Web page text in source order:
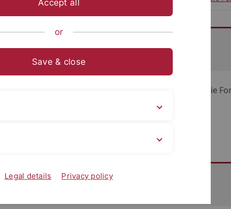
ihre Aktivitäten im Sommer und Herbst 2025 um die
Polymers”.
Accept all
or
Save & close
Legal details Privacy policy